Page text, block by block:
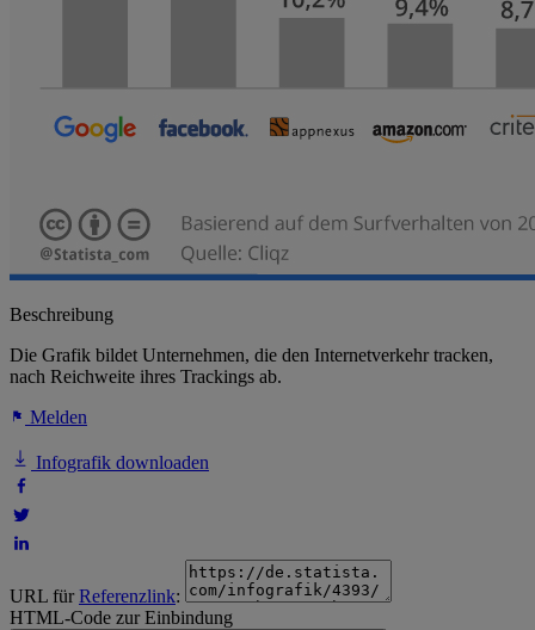
Beschreibung
Die Grafik bildet Unternehmen, die den Internetverkehr tracken,
nach Reichweite ihres Trackings ab.
Melden
Infografik downloaden
URL fürReferenzlink:
HTML-Code zur Einbindung